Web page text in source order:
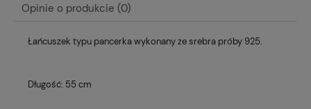
Opinie o produkcie (0)
Łańcuszek typu pancerka wykonany ze srebra próby 925.
Długość: 55 cm